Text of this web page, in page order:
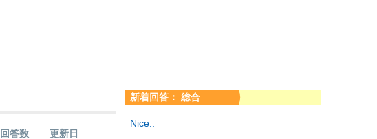
回答数
更新日
新着回答： 総合
Nice..